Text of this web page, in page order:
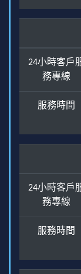
24小時客戶
務專線
服務時間
24小時客戶
務專線
服務時間